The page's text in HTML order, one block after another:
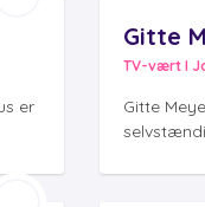
er
Gitte
TV-vært I
Gitte